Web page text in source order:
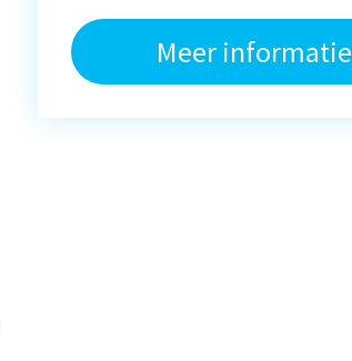
Meer informatie